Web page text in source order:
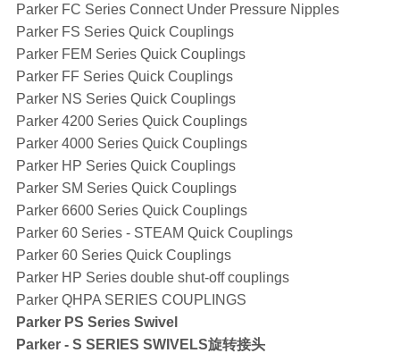
Parker FC Series Connect Under Pressure Nipples
Parker FS Series Quick Couplings
Parker FEM Series Quick Couplings
Parker FF Series Quick Couplings
Parker NS Series Quick Couplings
Parker 4200 Series Quick Couplings
Parker 4000 Series Quick Couplings
Parker HP Series Quick Couplings
Parker SM Series Quick Couplings
Parker 6600 Series Quick Couplings
Parker 60 Series - STEAM Quick Couplings
Parker 60 Series Quick Couplings
Parker HP Series double shut-off couplings
Parker QHPA SERIES COUPLINGS
Parker PS Series Swivel
Parker - S SERIES SWIVELS旋转接头